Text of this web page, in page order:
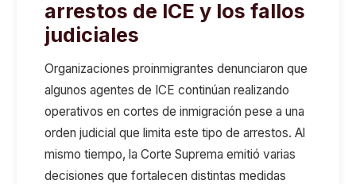
arrestos de ICE y los fallos
judiciales
Organizaciones proinmigrantes denunciaron que
algunos agentes de ICE continúan realizando
operativos en cortes de inmigración pese a una
orden judicial que limita este tipo de arrestos. Al
mismo tiempo, la Corte Suprema emitió varias
decisiones que fortalecen distintas medidas